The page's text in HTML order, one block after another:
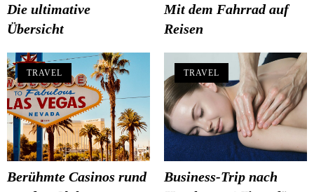
Die ultimative
Übersicht
Mit dem Fahrrad auf
Reisen
TRAVEL
Berühmte Casinos rund
TRAVEL
Business-Trip nach